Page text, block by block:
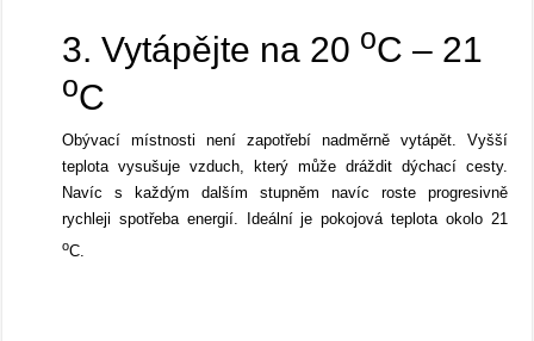
3. Vytápějte na 20 oC – 21
oC
Obývací místnosti není zapotřebí nadměrně vytápět. Vyšší
teplota vysušuje vzduch, který může dráždit dýchací cesty.
Navíc s každým dalším stupněm navíc roste progresivně
rychleji spotřeba energií. Ideální je pokojová teplota okolo 21
oC.